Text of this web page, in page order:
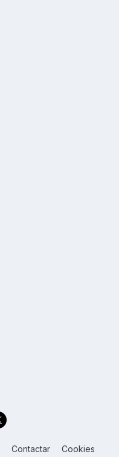
Contactar Cookies